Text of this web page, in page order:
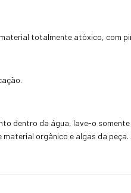
totalmente atóxico, com
dentro da água, lave-o
orgânico e algas da